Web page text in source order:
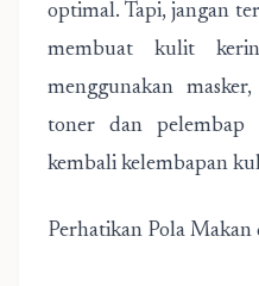
optimal. Tapi, jangan
membuat kulit
menggunakan
toner dan pelembap
kembali kelembapan
Perhatikan Pola Makan